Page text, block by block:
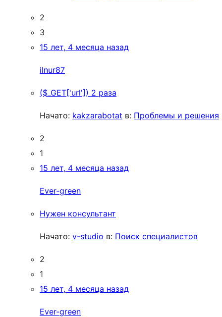
2
3
15 лет, 4 месяца назад
ilnur87
($_GET['url']) 2 раза
Начато: kakzarabotat в: Проблемы и решения
2
1
15 лет, 4 месяца назад
Ever-green
Нужен консультант
Начато: v-studio в: Поиск специалистов
2
1
15 лет, 4 месяца назад
Ever-green